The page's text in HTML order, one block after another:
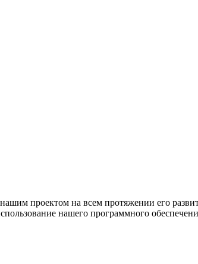
проектом на всем протяжении его
нашего программного